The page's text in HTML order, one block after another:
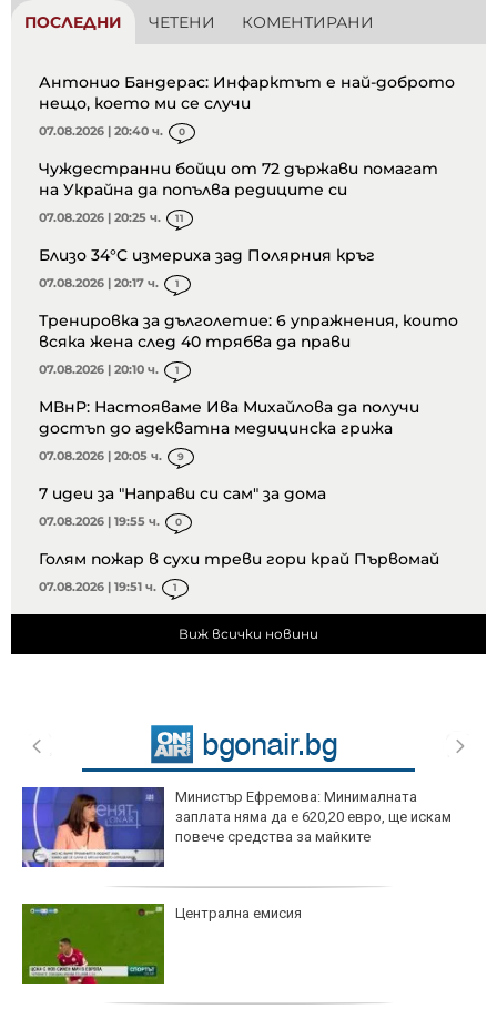
ПОСЛЕДНИ ЧЕТЕНИ КОМЕНТИРАНИ
Антонио Бандерас: Инфарктът е най-доброто
нещо, което ми се случи
07.08.2026 | 20:40 ч. 0
Чуждестранни бойци от 72 държави помагат
на Украйна да попълва редиците си
07.08.2026 | 20:25 ч. 11
Близо 34°C измериха зад Полярния кръг
07.08.2026 | 20:17 ч. 1
Тренировка за дълголетие: 6 упражнения, които
всяка жена след 40 трябва да прави
07.08.2026 | 20:10 ч. 1
МВнР: Настояваме Ива Михайлова да получи
достъп до адекватна медицинска грижа
07.08.2026 | 20:05 ч. 9
7 идеи за "Направи си сам" за дома
07.08.2026 | 19:55 ч. 0
Голям пожар в сухи треви гори край Първомай
07.08.2026 | 19:51 ч. 1
Виж всички новини
Министър Ефремова: Минималната
заплата няма да е 620,20 евро, ще искам
повече средства за майките
Централна емисия